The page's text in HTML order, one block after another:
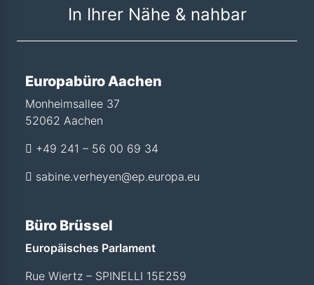
In Ihrer Nähe & nahbar
Europabüro Aachen
Monheimsallee 37
52062 Aachen
+49 241 – 56 00 69 34
sabine.verheyen@ep.europa.eu
Büro Brüssel
Europäisches Parlament
Rue Wiertz – SPINELLI 15E259